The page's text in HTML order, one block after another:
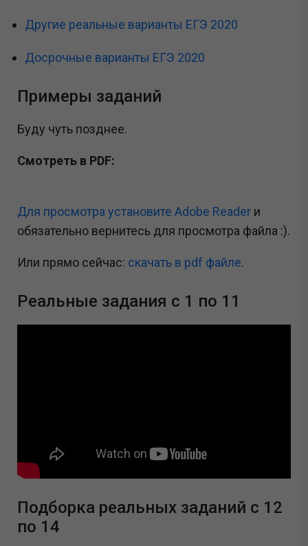
Другие реальные варианты ЕГЭ 2020
Досрочные варианты ЕГЭ 2020
Примеры заданий
Буду чуть позднее.
Смотреть в PDF:
Для просмотра установите Adobe Reader и
обязательно вернитесь для просмотра файла :).
Или прямо сейчас: cкачать в pdf файле.
Реальные задания с 1 по 11
Подборка реальных заданий с 12
по 14